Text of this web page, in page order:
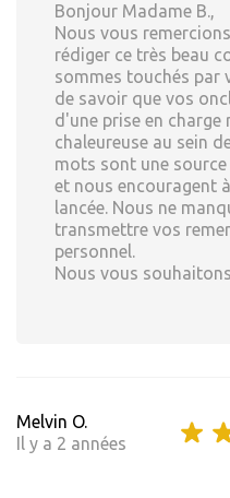
Bonjour Madame B.,
Nous vous
rédiger ce très beau
sommes touchés par
de savoir que vos
d'une prise en charge
chaleureuse au sein
mots sont une
et nous encouragent
lancée. Nous ne
transmettre vos
personnel.
Nous vous
Melvin O.
Il y a 2 années